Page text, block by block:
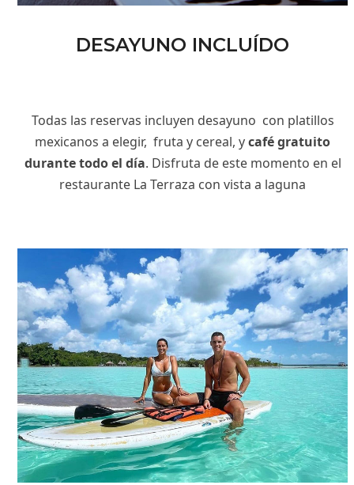
DESAYUNO INCLUÍDO
Todas las reservas incluyen desayuno con platillos
mexicanos a elegir, fruta y cereal, ycafé gratuito
durante todo el día. Disfruta de este momento en el
restaurante La Terraza con vista a laguna